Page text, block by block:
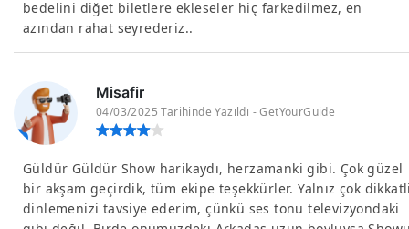
bedelini diğet biletlere ekleseler hiç farkedilmez, en
azından rahat seyrederiz..
Misafir
04/03/2025 Tarihinde Yazıldı - GetYourGuide
Güldür Güldür Show harikaydı, herzamanki gibi. Çok güzel
bir akşam geçirdik, tüm ekipe teşekkürler. Yalnız çok
dinlemenizi tavsiye ederim, çünkü ses tonu televizyondaki